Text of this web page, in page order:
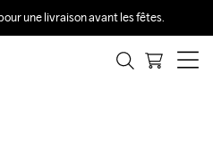
une livraison avant les fêtes.